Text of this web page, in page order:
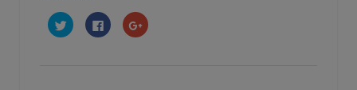
Cliquez
pour
partager
Cliquez
pour
partager
Cliquez
pour